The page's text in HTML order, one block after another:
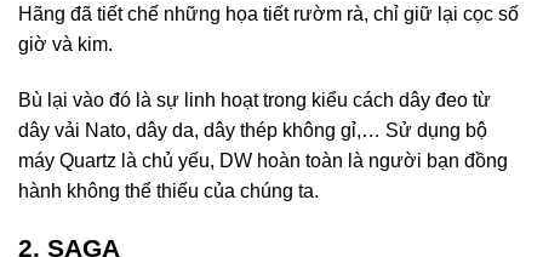
Hãng đã tiết chế những họa tiết rườm rà, chỉ giữ lại cọc số
giờ và kim.
Bù lại vào đó là sự linh hoạt trong kiểu cách dây đeo từ
dây vải Nato, dây da, dây thép không gỉ,… Sử dụng bộ
máy Quartz là chủ yếu, DW hoàn toàn là người bạn đồng
hành không thể thiếu của chúng ta.
2. SAGA